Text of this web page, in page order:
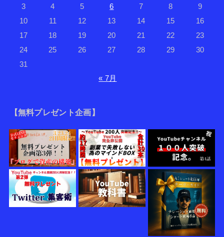
3
4 5 6 7 8
9
10
11 12 13 14 15
16
17
18 19 20 21 22
23
24
25 26 27 28 29
30
31
« 7月
【無料プレゼント企画】